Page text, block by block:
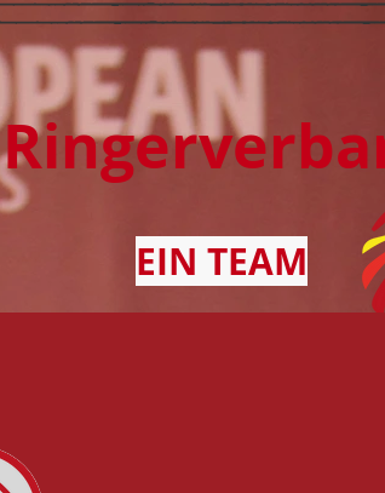
EIN TEAM